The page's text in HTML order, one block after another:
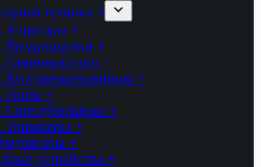
техника +
Аэраторы +
Воздуходувки +
Газонокосилки +
Кусторезы/ножницы +
Пилы +
Снегоуборщики +
Триммеры +
+
устройства +